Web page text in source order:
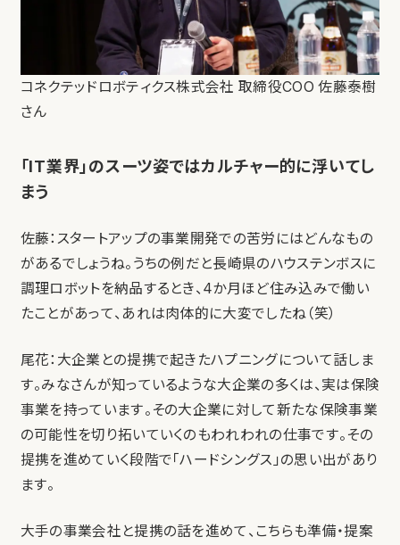
コネクテッドロボティクス株式会社 取締役COO 佐藤泰樹
さん
「IT業界」のスーツ姿ではカルチャー的に浮いてし
まう
佐藤：スタートアップの事業開発での苦労にはどんなもの
があるでしょうね。うちの例だと長崎県のハウステンボスに
調理ロボットを納品するとき、4か月ほど住み込みで働い
たことがあって、あれは肉体的に大変でしたね（笑）
尾花：大企業との提携で起きたハプニングについて話しま
す。みなさんが知っているような大企業の多くは、実は保険
事業を持っています。その大企業に対して新たな保険事業
の可能性を切り拓いていくのもわれわれの仕事です。その
提携を進めていく段階で「ハードシングス」の思い出があり
ます。
大手の事業会社と提携の話を進めて、こちらも準備・提案